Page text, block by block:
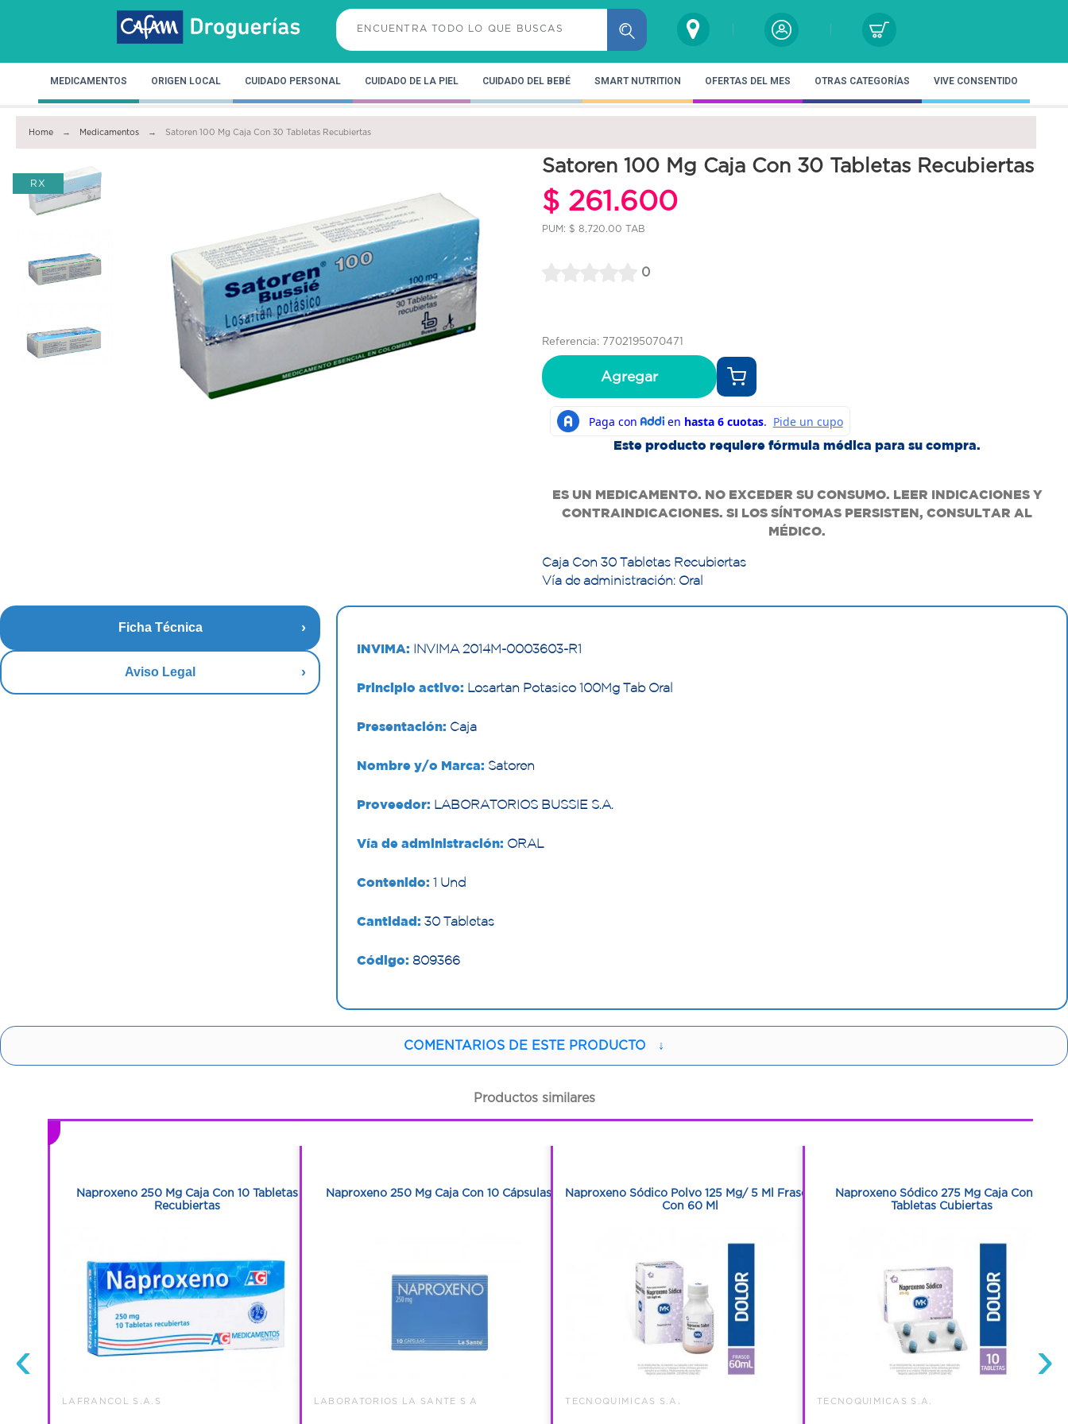
MEDICAMENTOS ORIGEN LOCAL CUIDADO PERSONAL CUIDADO DE LA PIEL CUIDADO DEL BEBÉ SMART NUTRITION OFERTAS DEL MES OTRAS CATEGORÍAS VIVE CONSENTIDO
Home Medicamentos Satoren 100 Mg Caja Con 30 Tabletas Recubiertas
RX
Satoren 100 Mg Caja Con 30 Tabletas Recubiertas
$ 261.600
PUM: $ 8,720.00 TAB
0
Referencia: 7702195070471
Agregar
Este producto requiere fórmula médica para su compra.
ES UN MEDICAMENTO. NO EXCEDER SU CONSUMO. LEER INDICACIONES Y
CONTRAINDICACIONES. SI LOS SÍNTOMAS PERSISTEN, CONSULTAR AL
MÉDICO.
Caja Con 30 Tabletas Recubiertas
Vía de administración: Oral
Ficha Técnica
Aviso Legal
INVIMA: INVIMA 2014M-0003603-R1
Principio activo: Losartan Potasico 100Mg Tab Oral
Presentación: Caja
Nombre y/o Marca: Satoren
Proveedor: LABORATORIOS BUSSIE S.A.
Vía de administración: ORAL
Contenido: 1 Und
Cantidad: 30 Tabletas
Código: 809366
COMENTARIOS DE ESTE PRODUCTO ↓
Productos similares
‹
Naproxeno 250 Mg Caja Con 10 Tabletas
Recubiertas
LAFRANCOL S.A.S
Naproxeno 250 Mg Caja Con 10 Cápsulas
LABORATORIOS LA SANTE S A
Naproxeno Sódico Polvo 125 Mg/ 5 Ml Frasco
Con 60 Ml
TECNOQUIMICAS S.A.
Naproxeno Sódico 275 Mg Caja Con 10
Tabletas Cubiertas
TECNOQUIMICAS S.A.
›